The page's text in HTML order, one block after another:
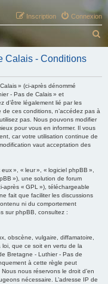
Connexion
Inscription
e
h
Calais - Conditions
» (ci-après dénommé
- Pas de Calais » et
d’être légalement lié par les
de ces conditions, n’accédez pas à
pas. Nous pouvons modifier
pour vous en informer. Il vous
car votre utilisation continue de
vaut acceptation des
», « leur », « logiciel phpBB »,
»), une solution de forum
après « GPL »), téléchargeable
fait que faciliter les discussions
ni du comportement
sur phpBB, consultez :
obscène, vulgaire, diffamatoire,
que ce soit en vertu de la
Bretagne - Luthier - Pas de
à cette règle peut
nous réservons le droit d’en
nécessaire. L’adresse IP de